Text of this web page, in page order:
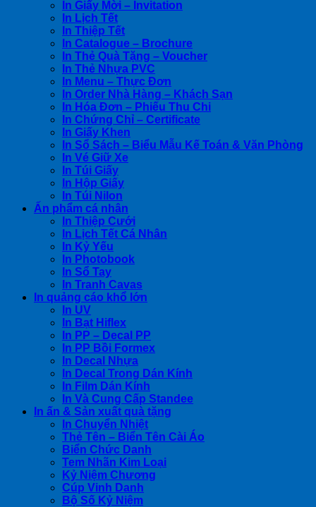
In Giấy Mời – Invitation
In Lịch Tết
In Thiệp Tết
In Catalogue – Brochure
In Thẻ Quà Tặng – Voucher
In Thẻ Nhựa PVC
In Menu – Thực Đơn
In Order Nhà Hàng – Khách Sạn
In Hóa Đơn – Phiếu Thu Chi
In Chứng Chỉ – Certificate
In Giấy Khen
In Sổ Sách – Biểu Mẫu Kế Toán & Văn Phòng
In Vé Giữ Xe
In Túi Giấy
In Hộp Giấy
In Túi Nilon
Ấn phẩm cá nhân
In Thiệp Cưới
In Lịch Tết Cá Nhân
In Kỷ Yếu
In Photobook
In Sổ Tay
In Tranh Cavas
In quảng cáo khổ lớn
In UV
In Bạt Hiflex
In PP – Decal PP
In PP Bồi Formex
In Decal Nhựa
In Decal Trong Dán Kính
In Film Dán Kính
In Và Cung Cấp Standee
In ấn & Sản xuất quà tặng
In Chuyển Nhiệt
Thẻ Tên – Biển Tên Cài Áo
Biển Chức Danh
Tem Nhãn Kim Loại
Kỷ Niệm Chương
Cúp Vinh Danh
Bộ Số Kỷ Niệm